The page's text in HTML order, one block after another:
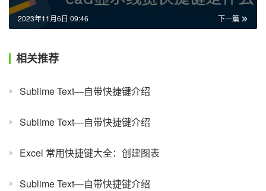
下一篇
2023年11月6日 09:46
相关推荐
Sublime Text—自带快捷键介绍
Sublime Text—自带快捷键介绍
Excel 常用快捷键大全：创建图表
Sublime Text—自带快捷键介绍